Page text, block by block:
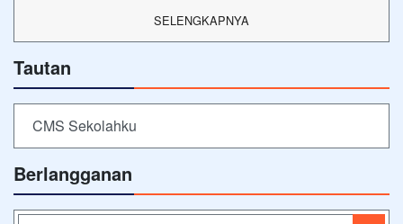
SELENGKAPNYA
Tautan
CMS Sekolahku
Berlangganan